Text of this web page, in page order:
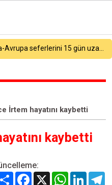
İrtem hayatını kaybetti
kaybetti
Share Facebook
X WhatsApp